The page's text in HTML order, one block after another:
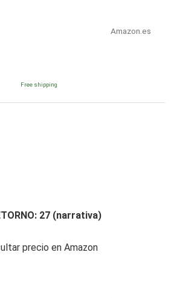
Amazon.es
Free shipping
27 (narrativa)
precio en Amazon